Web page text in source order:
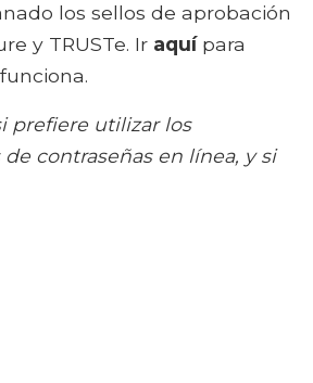
los sellos de aprobación
y TRUSTe. Ir aquípara
prefiere utilizar los
contraseñas en línea, y si